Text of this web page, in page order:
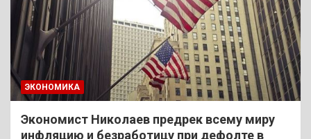
ЭКОНОМИКА
Экономист Николаев предрек всему миру
инфляцию и безработицу при дефолте в